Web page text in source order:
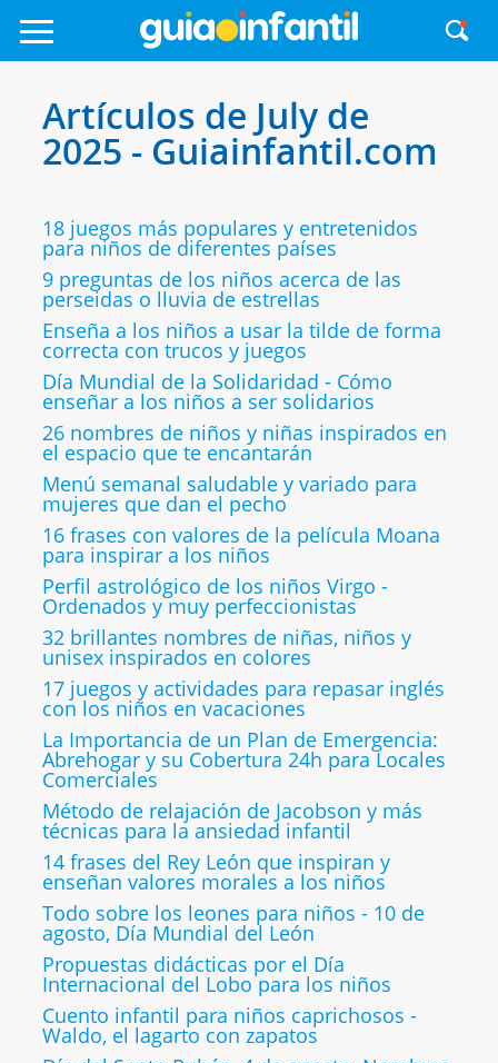
Artículos de July de
2025 - Guiainfantil.com
18 juegos más populares y entretenidos
para niños de diferentes países
9 preguntas de los niños acerca de las
perseidas o lluvia de estrellas
Enseña a los niños a usar la tilde de forma
correcta con trucos y juegos
Día Mundial de la Solidaridad - Cómo
enseñar a los niños a ser solidarios
26 nombres de niños y niñas inspirados en
el espacio que te encantarán
Menú semanal saludable y variado para
mujeres que dan el pecho
16 frases con valores de la película Moana
para inspirar a los niños
Perfil astrológico de los niños Virgo -
Ordenados y muy perfeccionistas
32 brillantes nombres de niñas, niños y
unisex inspirados en colores
17 juegos y actividades para repasar inglés
con los niños en vacaciones
La Importancia de un Plan de Emergencia:
Abrehogar y su Cobertura 24h para Locales
Comerciales
Método de relajación de Jacobson y más
técnicas para la ansiedad infantil
14 frases del Rey León que inspiran y
enseñan valores morales a los niños
Todo sobre los leones para niños - 10 de
agosto, Día Mundial del León
Propuestas didácticas por el Día
Internacional del Lobo para los niños
Cuento infantil para niños caprichosos -
Waldo, el lagarto con zapatos